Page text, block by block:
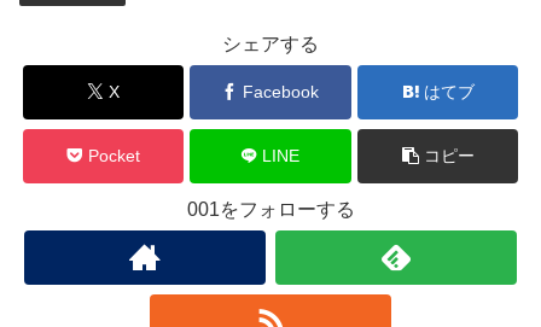
シェアする
X Facebook はてブ
Pocket LINE コピー
001をフォローする